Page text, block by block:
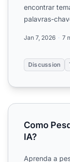
encontrar
palavras-
Jan 7, 2026 7
Discussion
Como Pesquisar
Como
IA?
Aprenda a